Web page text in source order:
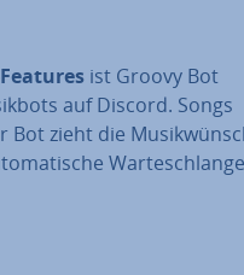
ist Groovy Bot
auf Discord. Songs
Bot zieht die
War­te­schlan­ge